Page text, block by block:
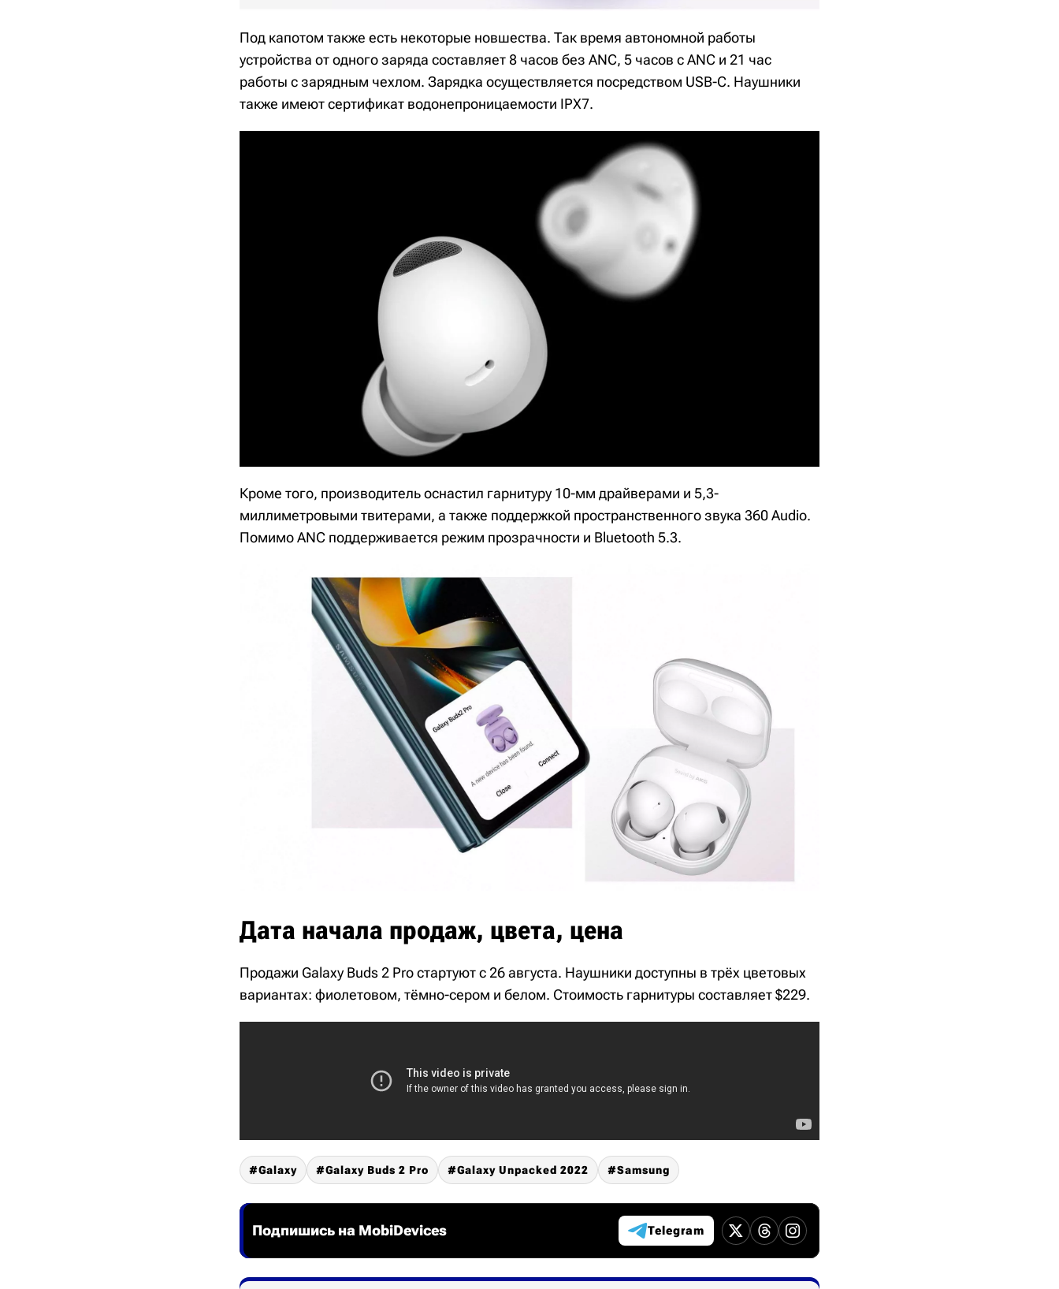
Под капотом также есть некоторые новшества. Так время автономной работы
устройства от одного заряда составляет 8 часов без ANC, 5 часов с ANC и 21 час
работы с зарядным чехлом. Зарядка осуществляется посредством USB-C. Наушники
также имеют сертификат водонепроницаемости IPX7.
Кроме того, производитель оснастил гарнитуру 10-мм драйверами и 5,3-
миллиметровыми твитерами, а также поддержкой пространственного звука 360 Audio.
Помимо ANC поддерживается режим прозрачности и Bluetooth 5.3.
Дата начала продаж, цвета, цена
Продажи Galaxy Buds 2 Pro стартуют с 26 августа. Наушники доступны в трёх цветовых
вариантах: фиолетовом, тёмно-сером и белом. Стоимость гарнитуры составляет $229.
Galaxy Galaxy Buds 2 Pro Galaxy Unpacked 2022 Samsung
Подпишись на MobiDevices Telegram